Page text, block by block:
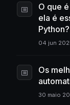
O que
ela é
Python?
04 jun
Os
30 maio